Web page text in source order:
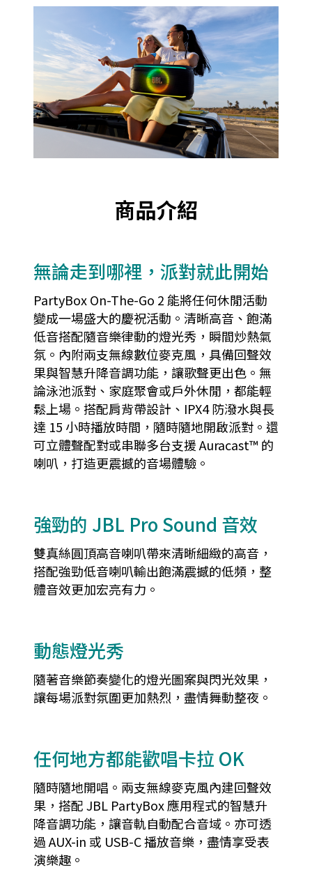
商品介紹
無論走到哪裡，派對就此開始
PartyBox On-The-Go 2 能將任何休閒活動
變成一場盛大的慶祝活動。清晰高音、飽滿
低音搭配隨音樂律動的燈光秀，瞬間炒熱氣
氛。內附兩支無線數位麥克風，具備回聲效
果與智慧升降音調功能，讓歌聲更出色。無
論泳池派對、家庭聚會或戶外休閒，都能輕
鬆上場。搭配肩背帶設計、IPX4 防潑水與長
達 15 小時播放時間，隨時隨地開啟派對。還
可立體聲配對或串聯多台支援 Auracast™ 的
喇叭，打造更震撼的音場體驗。
強勁的 JBL Pro Sound 音效
雙真絲圓頂高音喇叭帶來清晰細緻的高音，
搭配強勁低音喇叭輸出飽滿震撼的低頻，整
體音效更加宏亮有力。
動態燈光秀
隨著音樂節奏變化的燈光圖案與閃光效果，
讓每場派對氛圍更加熱烈，盡情舞動整夜。
任何地方都能歡唱卡拉 OK
隨時隨地開唱。兩支無線麥克風內建回聲效
果，搭配 JBL PartyBox 應用程式的智慧升
降音調功能，讓音軌自動配合音域。亦可透
過 AUX-in 或 USB-C 播放音樂，盡情享受表
演樂趣。